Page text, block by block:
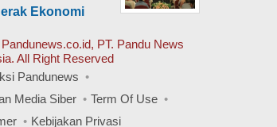
Ekonomi
PT. Pandu News
All Right Reserved
Pandunews
Media Siber
Term Of Use
Kebijakan Privasi